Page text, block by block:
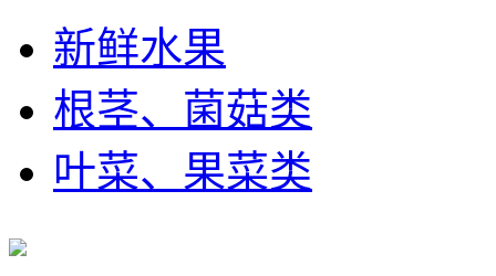
新鲜水果
根茎、菌菇类
叶菜、果菜类